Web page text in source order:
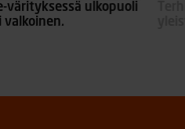
värityksessä ulkopuoli
valkoinen.